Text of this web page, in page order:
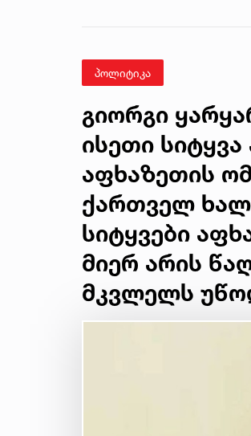
პოლიტიკა
გიორგი
ისეთი
აფხაზეთის
ქართველ
სიტყვები
მიერ არის
მკვლელს